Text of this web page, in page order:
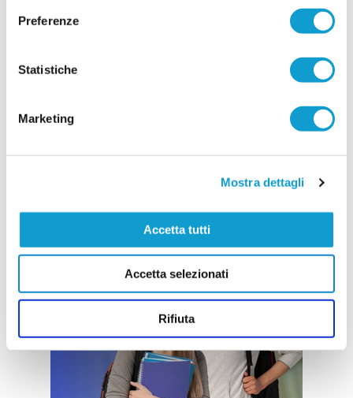
Preferenze
Statistiche
Marketing
Mostra dettagli
Accetta tutti
Accetta selezionati
Rifiuta